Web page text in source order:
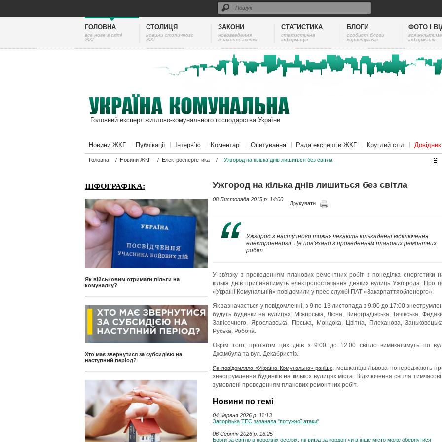
ГОЛОВНА
все нове в світі
ЖКГ
СТОЛИЦЯ
новини столичного
ЖКГ
ЗАКОНИ
нововведення
в законодавстві
СТАТИСТИКА
cтатистична
інформація
БЛОГИ
особисті блоги
користувачів
ФОТО І
вся
інформація
Головний експерт житлово-комунального господарства України
Новини ЖКГ Публікації Інтерв`ю Коментарі Опитування Рада експертів ЖКГ Круглий стіл
Головна / Новини ЖКГ / Електроенергетика / Ужгород на кілька днів лишиться без світла
ІНФОГРАФІКА:
Як військовим отримати пільги на
комуналку?
Хто має звернутися за субсидією на
наступний період?
Ужгород на кілька днів лишиться без світла
08 Листопада 2015 p. 14:00
Друкувати
Ужгород з наступного тижня чекають кількаденні відключення
електроенергії. Це пов’язано з проведенням планових ремонтних
робіт.
У зв'язку з проведенням планових ремонтних робіт з понеділка енергетики
кілька днів припинятимуть електропостачання деяких вулиць Ужгорода. Про
«Україні Комунальній» повідомили у прес-службі ПАТ «Закарпаттяобленерго».
Як зазначається у повідомленні, з 9 по 13 листопада з 9:00 до 17:00
будуть будинки на вулицях: Міжгірська, Лісна, Виноградівська, Тячівська,
Запісочного, Ярославська, Гірська, Мондока, Цвітна, Плеханова,
Руська, Робоча.
Окрім того, протягом цих днів з 9:00 до 12:00 світло вимикатимуть по
Джамбула та вул. Декабристів.
Як повідомляла «Україна Комунальна» раніше, мешканців Львова попереджають
знеструмлення будинків на кількох вулицях міста. Відключення світла тимчасові
зумовлені проведенням планових ремонтних робіт.
Новини по темі
04 Червня 2026 p. 11:13
Запорізька ТЕС зазанала "потужної атаки"
06 Серпня 2026 p. 16:25
Борги за світло в порожніх оселях: як виїзд за кордон чи в інше місто може обернутися